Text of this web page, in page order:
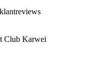
Club Karwei